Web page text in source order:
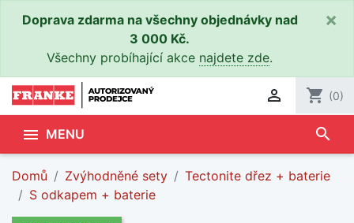
Doprava zdarma na všechny objednávky nad
3 000 Kč.
Všechny probíhající akce najdete zde.
×
 shopping_cart (0)
 MENU search
Domů Zvýhodněné sety
Tectonite dřez + baterie
S odkapem + baterie